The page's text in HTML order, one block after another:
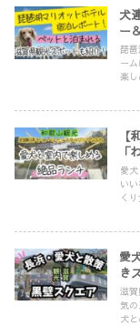
犬
ー
琵
ー
楽
「
愛
い
く
愛
き
滋
気
犬